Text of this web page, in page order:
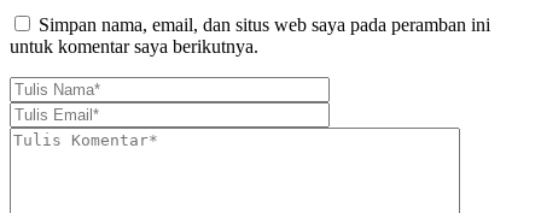
Simpan nama, email, dan situs web saya pada peramban ini
untuk komentar saya berikutnya.